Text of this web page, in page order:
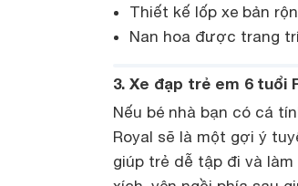
Thiết kế lốp xe bản
Nan hoa được trang
3. Xe đạp trẻ em 6 tuổi
Nếu bé nhà bạn có cá
Royal sẽ là một gợi ý
giúp trẻ dễ tập đi và